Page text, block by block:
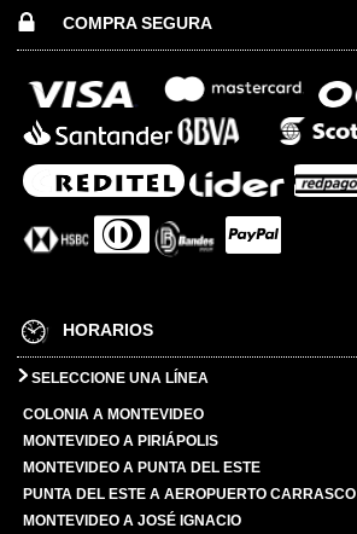
COMPRA SEGURA
HORARIOS
SELECCIONE UNA LÍNEA
COLONIA A MONTEVIDEO
MONTEVIDEO A PIRIÁPOLIS
MONTEVIDEO A PUNTA DEL ESTE
PUNTA DEL ESTE A AEROPUERTO CARRASCO
MONTEVIDEO A JOSÉ IGNACIO